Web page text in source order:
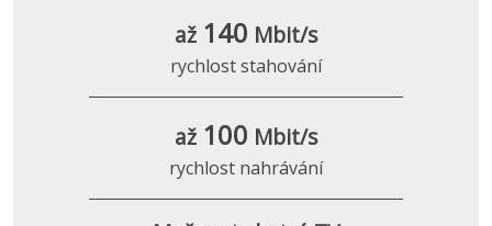
až 140 Mbit/s
rychlost stahování
až 100 Mbit/s
rychlost nahrávání